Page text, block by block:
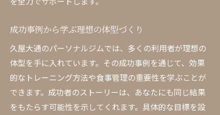
成功事例から学ぶ理想の体型づくり
久屋大通のパーソナルジムでは、多くの利用者が理想の
体型を手に入れています。その成功事例を通じて、効果
的なトレーニング方法や食事管理の重要性を学ぶことが
できます。成功者のストーリーは、あなたにも同じ結果
をもたらす可能性を示してくれます。具体的な目標を設